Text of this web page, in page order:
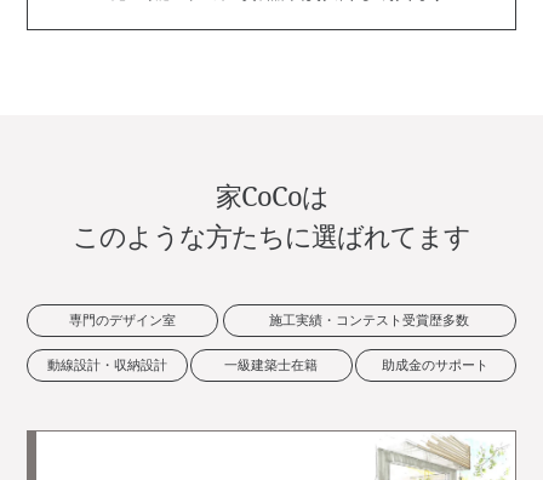
家CoCoは
このような方たちに選ばれてます
専門のデザイン室 施工実績・コンテスト受賞歴多数
動線設計・収納設計 一級建築士在籍 助成金のサポート